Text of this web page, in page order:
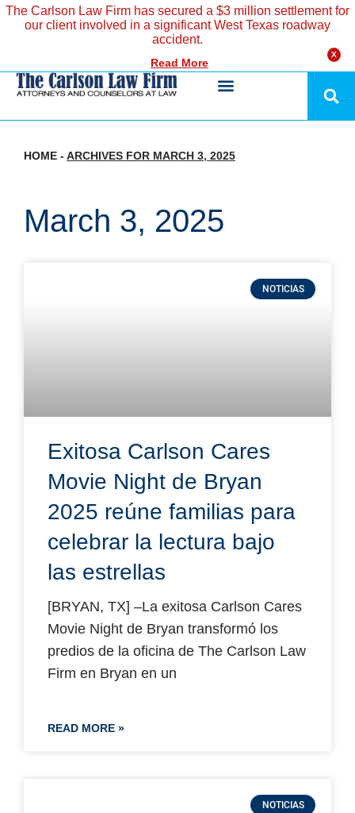
X
The Carlson Law Firm has secured a $3 million settlement for
our client involved in a significant West Texas roadway
accident.
Read More
HOME -ARCHIVES FOR MARCH 3, 2025
March 3, 2025
NOTICIAS
Exitosa Carlson Cares
Movie Night de Bryan
2025 reúne familias para
celebrar la lectura bajo
las estrellas
[BRYAN, TX] –La exitosa Carlson Cares
Movie Night de Bryan transformó los
predios de la oficina de The Carlson Law
Firm en Bryan en un
READ MORE »
NOTICIAS